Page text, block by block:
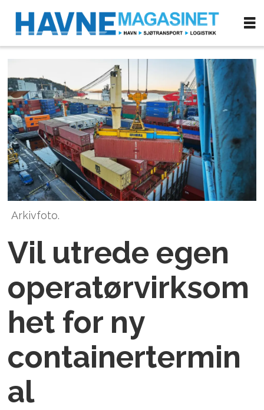
Arkivfoto.
Vil utrede egen
operatørvirksom
het for ny
containertermin
al